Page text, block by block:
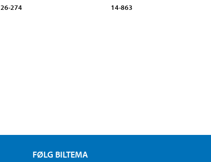
26-274 14-863
FØLG BILTEMA